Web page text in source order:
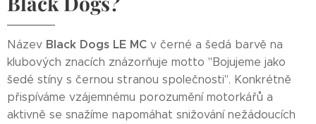
Název Black Dogs LE MC v černé a šedá barvě na
klubových znacích znázorňuje motto "Bojujeme jako
šedé stíny s černou stranou společnosti". Konkrétně
přispíváme vzájemnému porozumění motorkářů a
aktivně se snažíme napomáhat snižování nežádoucích